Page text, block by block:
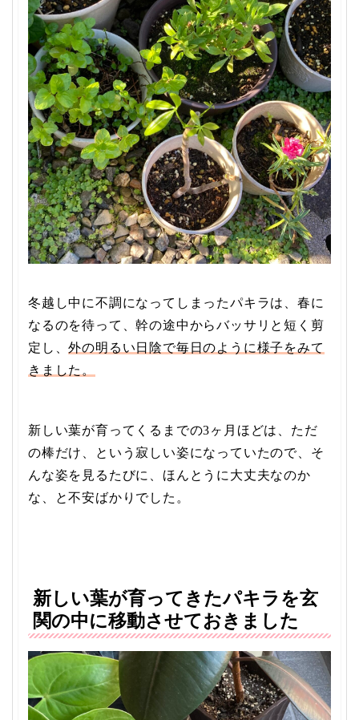
冬越し中に不調になってしまったパキラは、春に
なるのを待って、幹の途中からバッサリと短く剪
定し、外の明るい日陰で毎日のように様子をみて
きました。
新しい葉が育ってくるまでの3ヶ月ほどは、ただ
の棒だけ、という寂しい姿になっていたので、そ
んな姿を見るたびに、ほんとうに大丈夫なのか
な、と不安ばかりでした。
新しい葉が育ってきたパキラを玄
関の中に移動させておきました